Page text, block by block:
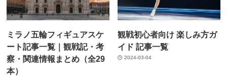
ミラノ五輪フィギュアスケ
ート記事一覧｜観戦記・考
察・関連情報まとめ（全29
本）
観戦初心者向け 楽しみ方ガ
イド 記事一覧
2024-03-04